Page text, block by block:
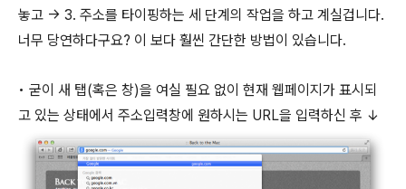
놓고 → 3. 주소를 타이핑하는 세 단계의 작업을 하고 계실겁니다.
너무 당연하다구요? 이 보다 훨씬 간단한 방법이 있습니다.
• 굳이 새 탭(혹은 창)을 여실 필요 없이 현재 웹페이지가 표시되
고 있는 상태에서 주소입력창에 원하시는 URL을 입력하신 후 ↓